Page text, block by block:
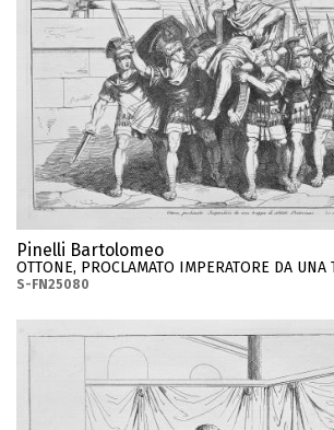
Pinelli Bartolomeo
OTTONE, PROCLAMATO IMPERATORE DA UNA
S-FN25080